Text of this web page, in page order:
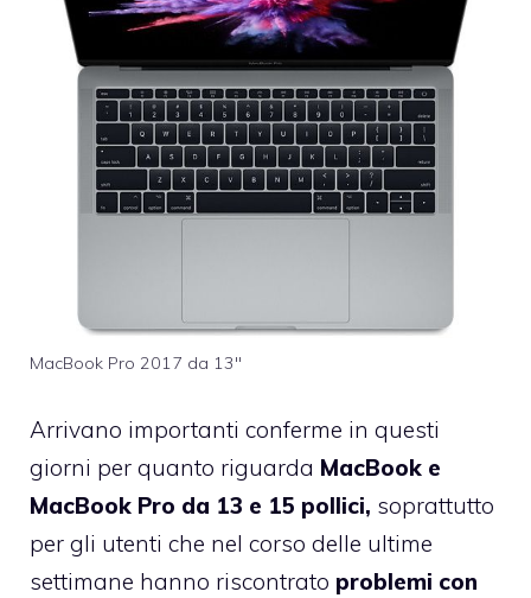
MacBook Pro 2017 da 13″
Arrivano importanti conferme in questi
giorni per quanto riguarda MacBook e
MacBook Pro da 13 e 15 pollici, soprattutto
per gli utenti che nel corso delle ultime
settimane hanno riscontrato problemi con